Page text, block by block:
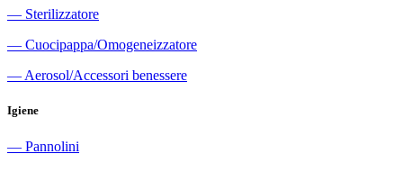
― Sterilizzatore
― Cuocipappa/Omogeneizzatore
― Aerosol/Accessori benessere
Igiene
― Pannolini